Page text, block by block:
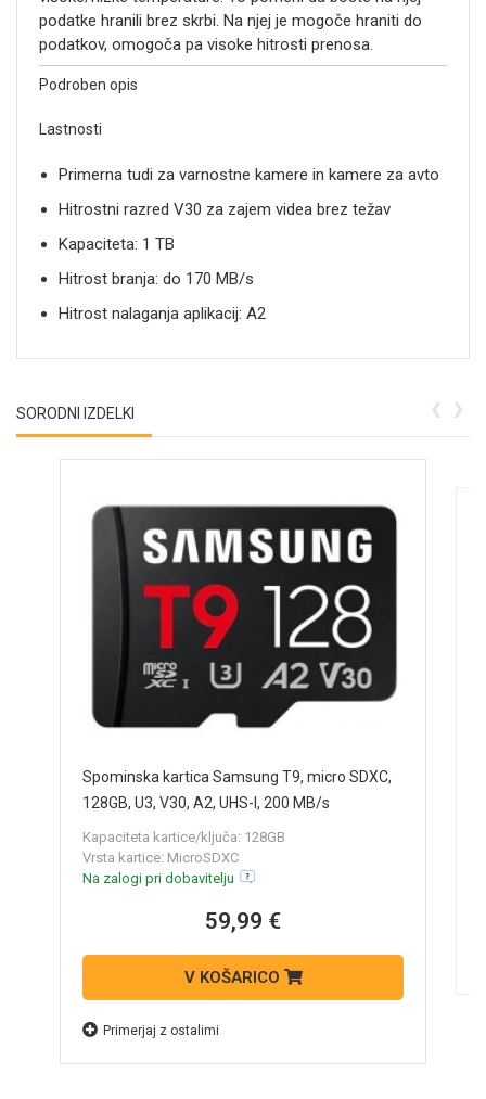
podatke hranili brez skrbi. Na njej je mogoče hraniti do
podatkov, omogoča pa visoke hitrosti prenosa.
Podroben opis
Lastnosti
Primerna tudi za varnostne kamere in kamere za avto
Hitrostni razred V30 za zajem videa brez težav
Kapaciteta: 1 TB
Hitrost branja: do 170 MB/s
Hitrost nalaganja aplikacij: A2
SORODNI IZDELKI
Spominska kartica Samsung T9, micro SDXC,
128GB, U3, V30, A2, UHS-I, 200 MB/s
Kapaciteta kartice/ključa: 128GB
Vrsta kartice: MicroSDXC
Na zalogi pri dobavitelju
59,99 €
V KOŠARICO
Primerjaj z ostalimi
‹ ›